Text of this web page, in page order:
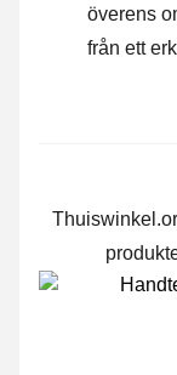
överens
från ett